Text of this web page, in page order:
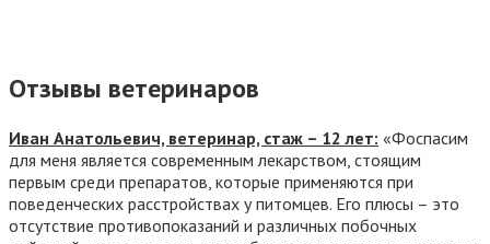
Отзывы ветеринаров
Иван Анатольевич, ветеринар, стаж – 12 лет: «Фоспасим
для меня является современным лекарством, стоящим
первым среди препаратов, которые применяются при
поведенческих расстройствах у питомцев. Его плюсы – это
отсутствие противопоказаний и различных побочных